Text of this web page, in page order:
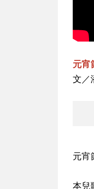
元宵
文／
元宵
本兒